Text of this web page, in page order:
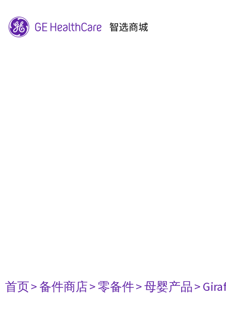
首页> 备件商店> 零备件> 母婴产品>